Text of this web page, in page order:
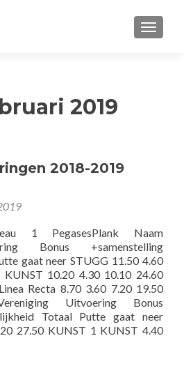
2019
2018-2019
1 PegasesPlank Naam
Bonus +samenstelling
gaat neer STUGG 11.50 4.60
10.20 4.30 10.10 24.60
Recta 8.70 3.60 7.20 19.50
Uitvoering Bonus
Totaal Putte gaat neer
27.50 KUNST 1 KUNST 4.40